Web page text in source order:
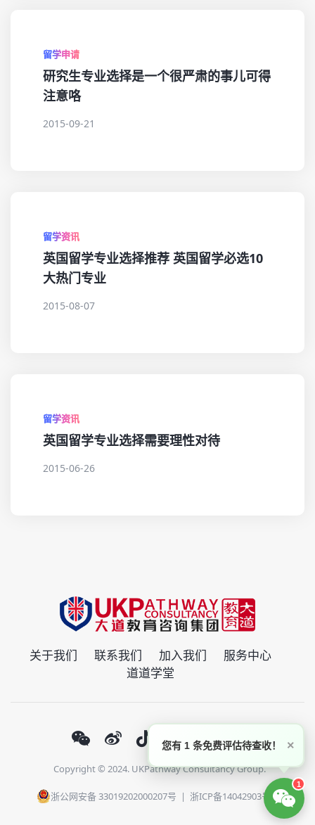
留学申请
研究生专业选择是一个很严肃的事儿可得
注意咯
2015-09-21
留学资讯
英国留学专业选择推荐 英国留学必选10
大热门专业
2015-08-07
留学资讯
英国留学专业选择需要理性对待
2015-06-26
关于我们 联系我们 加入我们
服务中心
道道学堂
Copyright © 2024. UKPathway Consultancy Group.
浙公网安备 33019202000207号 | 浙ICP备14042903号-1
×
您有 1 条免费评估待查收！
1